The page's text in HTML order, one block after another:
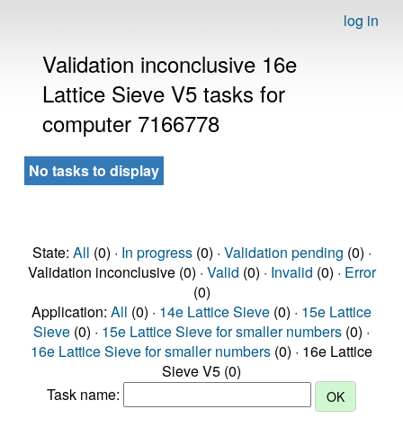
log in
Validation inconclusive 16e
Lattice Sieve V5 tasks for
computer 7166778
No tasks to display
State: All (0) · In progress(0) · Validation pending (0) ·
Validation inconclusive (0) · Valid (0) · Invalid (0) · Error
(0)
Application: All (0) · 14e Lattice Sieve (0) · 15e Lattice
Sieve (0) · 15e Lattice Sieve for smaller numbers (0) ·
16e Lattice Sieve for smaller numbers (0) · 16e Lattice
Sieve V5 (0)
Task name: